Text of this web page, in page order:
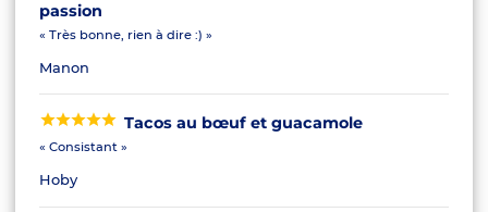
passion
« Très bonne, rien à dire :) »
Manon
Tacos au bœuf et guacamole
« Consistant »
Hoby